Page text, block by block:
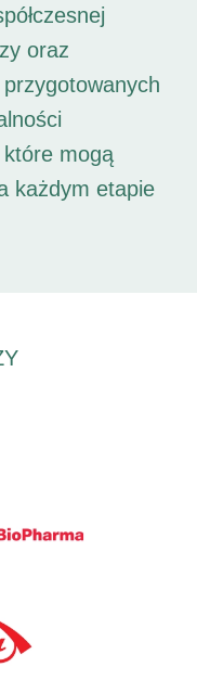
oraz
mogą
każdym etapie